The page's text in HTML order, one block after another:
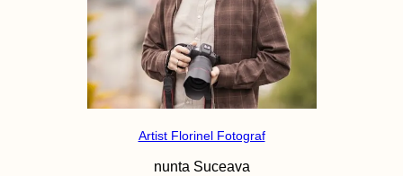
Artist Florinel Fotograf
nunta Suceava